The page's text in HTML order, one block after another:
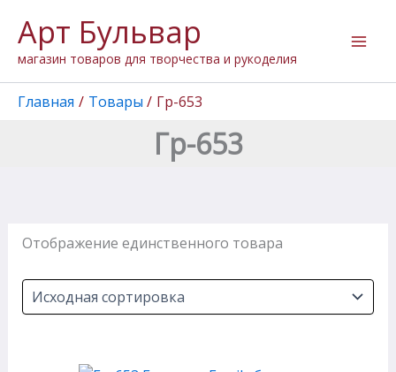
содержимому
Арт Бульвар
магазин товаров для творчества и рукоделия
Главная Товары Гр-653
Гр-653
Отображение единственного товара